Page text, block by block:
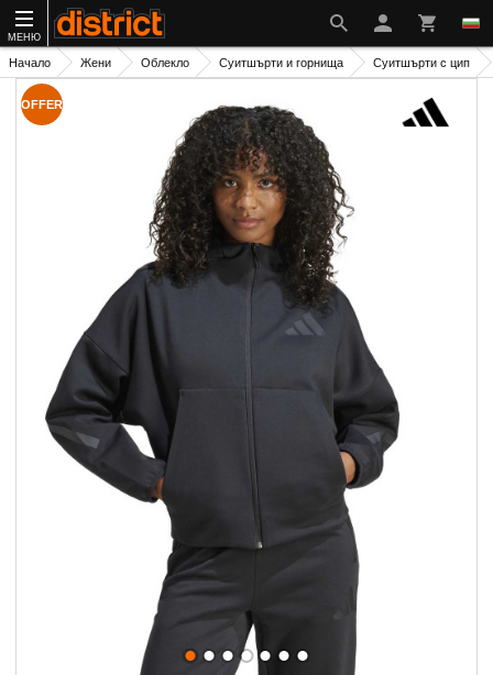
МЕНЮ
Начало Жени Облекло Суитшърти и горнища Суитшърти с цип
OFFER